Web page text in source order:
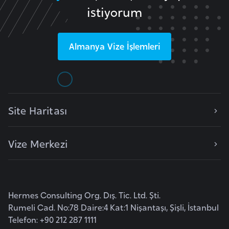
istiyorum
Almanya Vize İşlemleri
Site Haritası
Vize Merkezi
Hermes Consulting Org. Dış. Tic. Ltd. Şti.
Rumeli Cad. No:78 Daire:4 Kat:1 Nişantaşı, Şişli, İstanbul
Telefon: +90 212 287 1111
g
n
B
i
n
a